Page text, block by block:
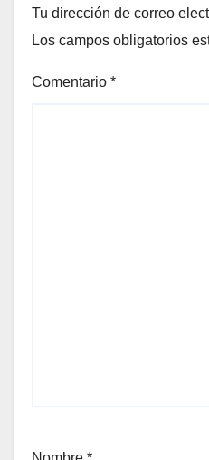
Tu dirección de correo
Los campos obligatorios
Comentario *